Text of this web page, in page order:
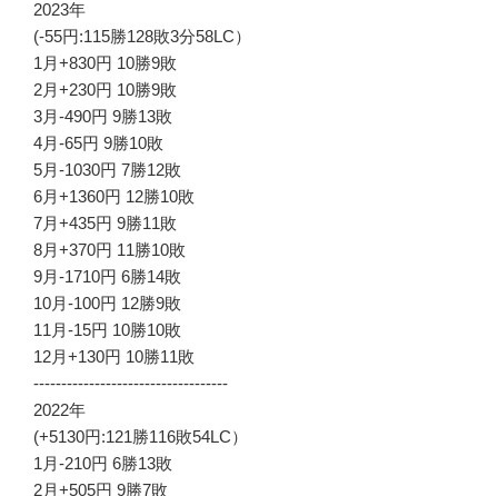
2023年
(-55円:115勝128敗3分58LC）
1月+830円 10勝9敗
2月+230円 10勝9敗
3月-490円 9勝13敗
4月-65円 9勝10敗
5月-1030円 7勝12敗
6月+1360円 12勝10敗
7月+435円 9勝11敗
8月+370円 11勝10敗
9月-1710円 6勝14敗
10月-100円 12勝9敗
11月-15円 10勝10敗
12月+130円 10勝11敗
-----------------------------------
2022年
(+5130円:121勝116敗54LC）
1月-210円 6勝13敗
2月+505円 9勝7敗